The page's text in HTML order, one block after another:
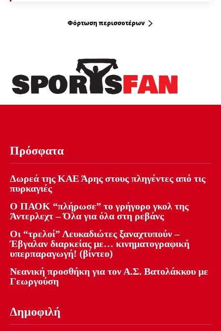
Φόρτωση περισσοτέρων
Πρόσφατα
Δωρεά της ΚΑΕ Άρης στους πληγέντες από τις
πυρκαγιές
Ο ΠΑΟΚ “πλήρωσε” το γρήγορο γκολ της
Άντερλεχτ – Όλα για όλα στη ρεβάνς
Οι “τρελοί” Λευκαδιώτες ξαναχτυπούν –
Έβγαλαν διαρκείας με… κινηματογραφική
υπερπαραγωγή! (βίντεο)
Νεανική προσθήκη για τον Α.Σ. Βατολάκκου με
Γεωργούση
Δημοφιλή